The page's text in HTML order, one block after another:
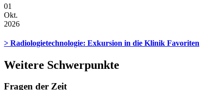
01
Okt.
2026
> Radiologietechnologie: Exkursion in die Klinik Favoriten
Weitere Schwerpunkte
Fragen der Zeit